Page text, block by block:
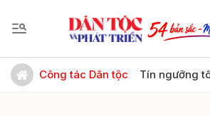
Công tác Dân tộc Tín ngưỡng
Gửi bình luận